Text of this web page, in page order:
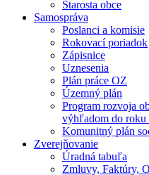
Starosta obce
Samospráva
Poslanci a komisie
Rokovací poriadok
Zápisnice
Uznesenia
Plán práce OZ
Územný plán
Program rozvoja
výhľadom do roku
Komunitný plán
Zverejňovanie
Úradná tabuľa
Zmluvy, Faktúry,